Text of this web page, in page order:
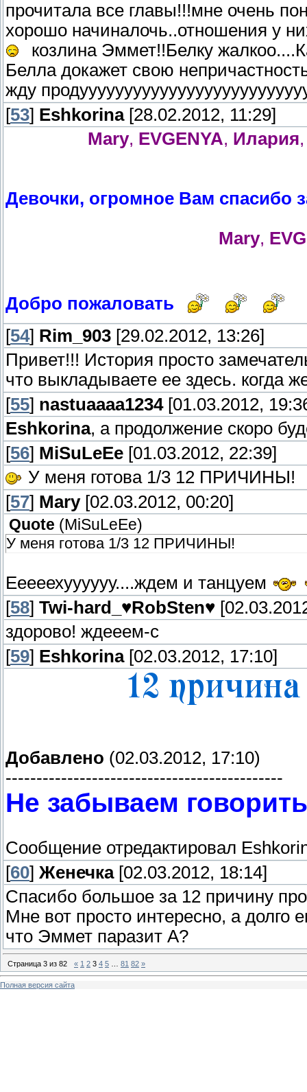
прочитала все главы!!!мне очень
хорошо начиналочь..отношения у
козлина Эммет!!Белку
Белла докажет свою
жду
[53] Eshkorina[28.02.2012, 11:29]
Mary, EVGENYA, Илария
Девочки, огромное Вам спасибо
Mary,
Добро пожаловать
[54] Rim_903 [29.02.2012, 13:26]
Привет!!! История просто
что выкладываете ее здесь. когда
[55] nastuaaaa1234[01.03.2012,
Eshkorina, а продолжение скоро
[56] MiSuLeEe [01.03.2012, 22:39]
У меня готова 1/3 12 ПРИЧИНЫ!
[57] Mary[02.03.2012, 00:20]
Quote (MiSuLeEe)
У меня готова 1/3 12 ПРИЧИНЫ!
Ееееехуууууу....ждем и танцуем
[58] Twi-hard_♥RobSten♥
здорово! ждееем-с
[59] Eshkorina[02.03.2012, 17:10]
Добавлено (02.03.2012, 17:10)
---------------------------------------------
Не забываем
Сообщение отредактировал
[60] Женечка[02.03.2012, 18:14]
Спасибо большое за 12 причину
Мне вот просто интересно, а долго
что Эммет паразит А?
Страница 3 из 82 « 1 2 3 4 5 81 82 »
Полная версия сайта